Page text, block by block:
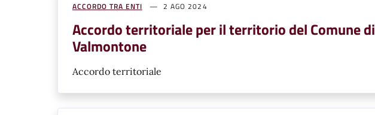
ACCORDO TRA ENTI 2 AGO 2024
Accordo territoriale per il territorio del Comune di
Valmontone
Accordo territoriale